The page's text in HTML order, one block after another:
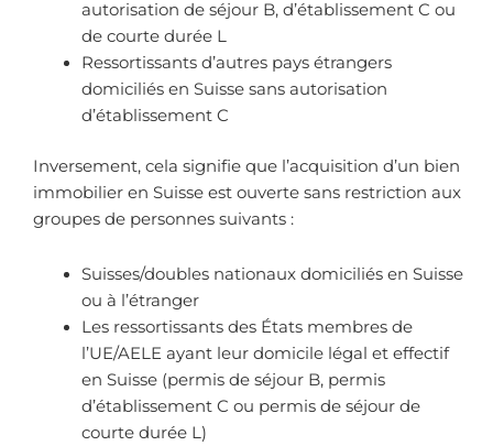
autorisation de séjour B, d’établissement C ou
de courte durée L
Ressortissants d’autres pays étrangers
domiciliés en Suisse sans autorisation
d’établissement C
Inversement, cela signifie que l’acquisition d’un bien
immobilier en Suisse est ouverte sans restriction aux
groupes de personnes suivants :
Suisses/doubles nationaux domiciliés en Suisse
ou à l’étranger
Les ressortissants des États membres de
l’UE/AELE ayant leur domicile légal et effectif
en Suisse (permis de séjour B, permis
d’établissement C ou permis de séjour de
courte durée L)